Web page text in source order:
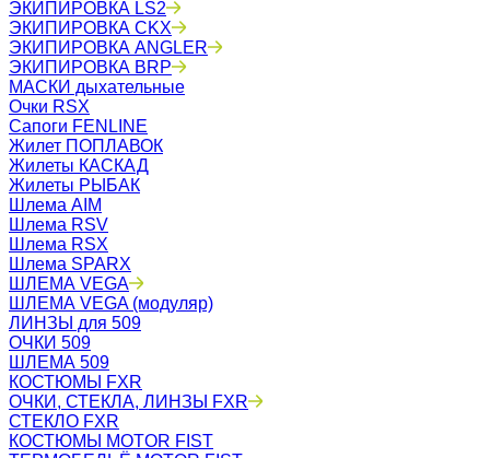
ЭКИПИРОВКА LS2
ЭКИПИРОВКА CKX
ЭКИПИРОВКА ANGLER
ЭКИПИРОВКА BRP
МАСКИ дыхательные
Очки RSX
Сапоги FENLINE
Жилет ПОПЛАВОК
Жилеты КАСКАД
Жилеты РЫБАК
Шлема AIM
Шлема RSV
Шлема RSX
Шлема SPARX
ШЛЕМА VEGA
ШЛЕМА VEGA (модуляр)
ЛИНЗЫ для 509
ОЧКИ 509
ШЛЕМА 509
КОСТЮМЫ FXR
ОЧКИ, СТЕКЛА, ЛИНЗЫ FXR
СТЕКЛО FXR
КОСТЮМЫ MOTOR FIST